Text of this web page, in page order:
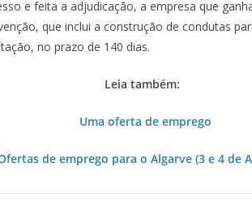
e feita a adjudicação, a empresa que
que inclui a construção de condutas
no prazo de 140 dias.
Leia também:
Uma oferta de emprego
de emprego para o Algarve (3 e 4 de